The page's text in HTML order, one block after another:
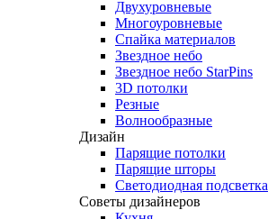
Двухуровневые
Многоуровневые
Спайка материалов
Звездное небо
Звездное небо StarPins
3D потолки
Резные
Волнообразные
Дизайн
Парящие потолки
Парящие шторы
Светодиодная подсветка
Советы дизайнеров